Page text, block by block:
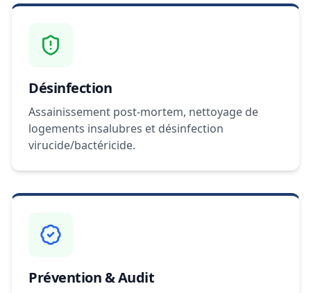
Désinfection
Assainissement post-mortem, nettoyage de
logements insalubres et désinfection
virucide/bactéricide.
Prévention & Audit